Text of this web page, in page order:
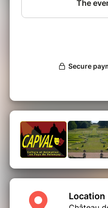
Le château de
majestueux, sert de
clôture se spectacle
*Avec de nombreux
de la région et au delà...
MENU en cours
Entrée
Plat
Fromage
Dessert
(Boissons non
Possibilité menuLocation